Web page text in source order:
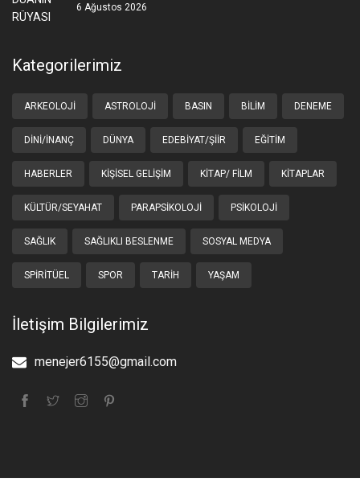
6 Ağustos 2026
Kategorilerimiz
ARKEOLOJI ASTROLOJI BASIN BILIM DENEME
DINI/İNANÇ DÜNYA EDEBIYAT/ŞIIR EĞITIM
HABERLER KIŞISEL GELIŞIM KITAP/ FILM KITAPLAR
KÜLTÜR/SEYAHAT PARAPSIKOLOJI PSIKOLOJI
SAĞLIK SAĞLIKLI BESLENME SOSYAL MEDYA
SPIRITÜEL SPOR TARIH YAŞAM
İletişim Bilgilerimiz
menejer6155@gmail.com